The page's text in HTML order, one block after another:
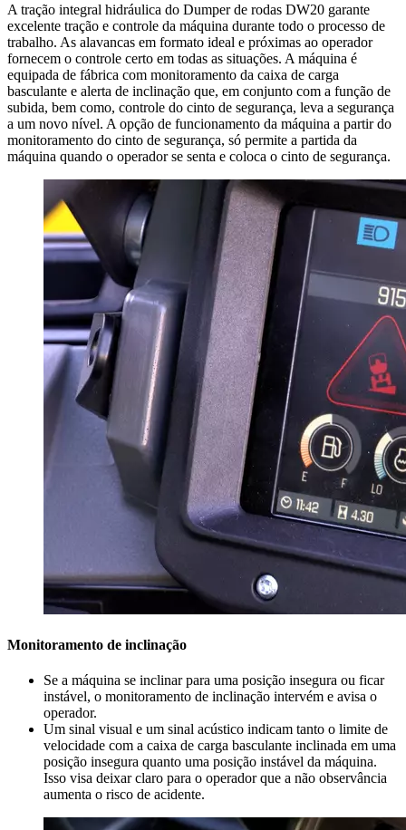
A tração integral hidráulica do Dumper de rodas DW20 garante
excelente tração e controle da máquina durante todo o processo de
trabalho. As alavancas em formato ideal e próximas ao operador
fornecem o controle certo em todas as situações. A máquina é
equipada de fábrica com monitoramento da caixa de carga
basculante e alerta de inclinação que, em conjunto com a função de
subida, bem como, controle do cinto de segurança, leva a segurança
a um novo nível. A opção de funcionamento da máquina a partir do
monitoramento do cinto de segurança, só permite a partida da
máquina quando o operador se senta e coloca o cinto de segurança.
Monitoramento de inclinação
Se a máquina se inclinar para uma posição insegura ou ficar
instável, o monitoramento de inclinação intervém e avisa o
operador.
Um sinal visual e um sinal acústico indicam tanto o limite de
velocidade com a caixa de carga basculante inclinada em uma
posição insegura quanto uma posição instável da máquina.
Isso visa deixar claro para o operador que a não observância
aumenta o risco de acidente.